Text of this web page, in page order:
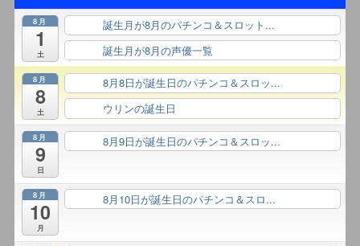
8月
1
土
誕生月が8月のパチンコ＆スロット...
誕生月が8月の声優一覧
8月
8
土
8月8日が誕生日のパチンコ＆スロッ...
ウリンの誕生日
8月
9
日
8月9日が誕生日のパチンコ＆スロッ...
8月
10
月
8月10日が誕生日のパチンコ＆スロ...